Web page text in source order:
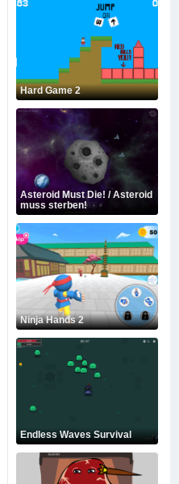
Hard Game 2
Asteroid Must Die! / Asteroid
muss sterben!
Ninja Hands 2
Endless Waves Survival